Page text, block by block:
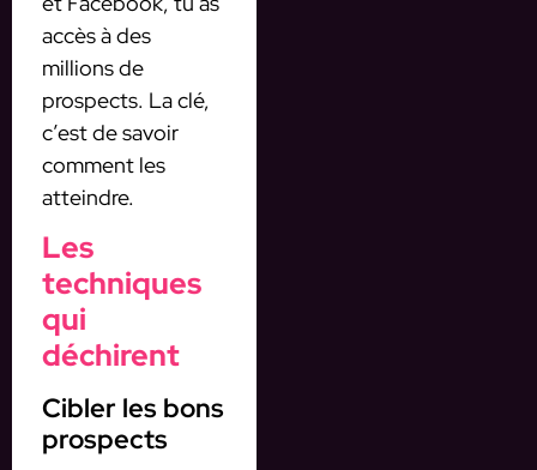
accès à des
millions de
prospects. La clé,
c’est de savoir
comment les
atteindre.
Les
techniques
qui
déchirent
Cibler les bons
prospects